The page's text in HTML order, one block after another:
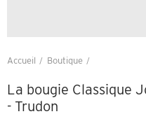
Accueil Boutique
La bougie Classique
- Trudon